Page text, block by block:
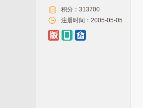
积分： 313700
注册时间： 2005-05-05